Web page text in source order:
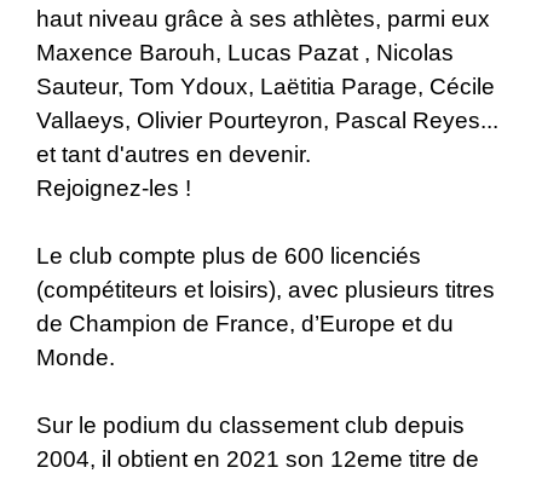
haut niveau grâce à ses athlètes, parmi eux
Maxence Barouh, Lucas Pazat , Nicolas
Sauteur, Tom Ydoux, Laëtitia Parage, Cécile
Vallaeys, Olivier Pourteyron, Pascal Reyes...
et tant d'autres en devenir.
Rejoignez-les !
Le club compte plus de 600 licenciés
(compétiteurs et loisirs), avec plusieurs titres
de Champion de France, d’Europe et du
Monde.
Sur le podium du classement club depuis
2004, il obtient en 2021 son 12eme titre de